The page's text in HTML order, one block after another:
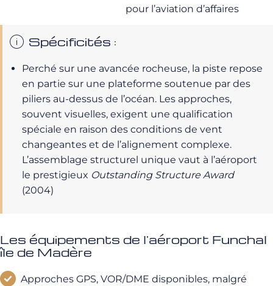
pour l’aviation d’affaires
Spécificités :
Perché sur une avancée rocheuse, la piste repose
en partie sur une plateforme soutenue par des
piliers au-dessus de l’océan. Les approches,
souvent visuelles, exigent une qualification
spéciale en raison des conditions de vent
changeantes et de l’alignement complexe.
L’assemblage structurel unique vaut à l’aéroport
le prestigieux Outstanding Structure Award
(2004)
Les équipements de l'aéroport Funchal
île de Madère
Approches GPS, VOR/DME disponibles, malgré